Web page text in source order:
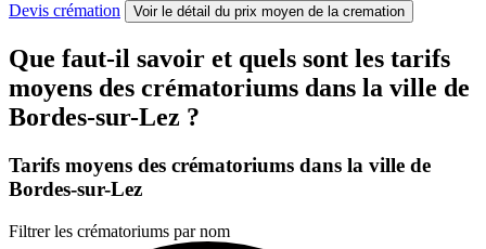
Devis crémation Voir le détail du prix moyen de la cremation
Que faut-il savoir et quels sont les tarifs
moyens des crématoriums dans la ville de
Bordes-sur-Lez ?
Tarifs moyens des crématoriums dans la ville de
Bordes-sur-Lez
Filtrer les crématoriums par nom